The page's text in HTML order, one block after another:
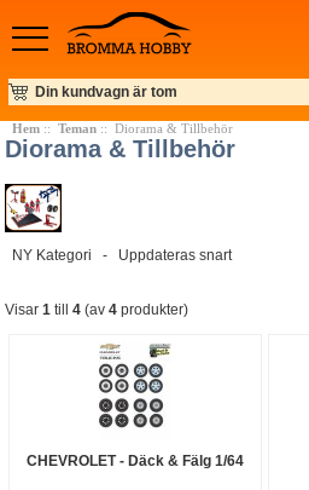
Din kundvagn är tom
Hem:: Teman:: Diorama & Tillbehör
Diorama & Tillbehör
NY Kategori - Uppdateras snart
Visar1 till4 (av4 produkter)
CHEVROLET - Däck & Fälg 1/64